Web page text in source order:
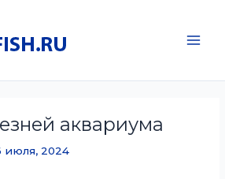
аквариума
июля, 2024